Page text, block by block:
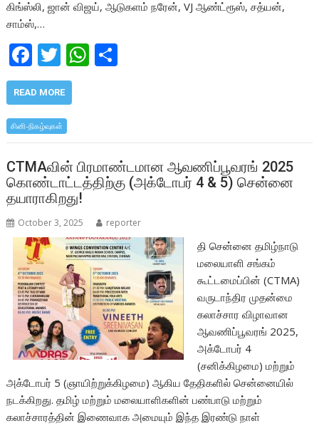
கிங்ஸ்லி, ஜான் விஜய், ஆடுகளம் நரேன், VJ ஆண்ட்ரூஸ், சத்யன்,
சாம்ஸ்,…
F
ac
e
b
o
o
k
T
w
itt
er
W
h
A
p
p
READ MORE
சினி-நிகழ்வுகள்
CTMAவின் பிரமாண்டமான ஆவணிப்பூவரங் 2025
கொண்டாட்டத்திற்கு (அக்டோபர் 4 & 5) சென்னை
தயாராகிறது!
October 3, 2025 reporter
தி சென்னை தமிழ்நாடு
மலையாளி சங்கம்
கூட்டமைப்பின் (CTMA)
வருடாந்திர முதன்மை
கலாச்சார விழாவான
ஆவணிப்பூவரங் 2025,
அக்டோபர் 4
(சனிக்கிழமை) மற்றும்
அக்டோபர் 5 (ஞாயிற்றுக்கிழமை) ஆகிய தேதிகளில் சென்னையில்
நடக்கிறது. தமிழ் மற்றும் மலையாளிகளின் பண்பாடு மற்றும்
கலாச்சாரத்தின் இணைவாக அமையும் இந்த இரண்டு நாள்